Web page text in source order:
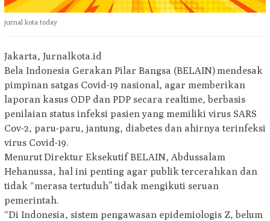
jurnal kota today
Jakarta, Jurnalkota.id
Bela Indonesia Gerakan Pilar Bangsa (BELAIN) mendesak
pimpinan satgas Covid-19 nasional, agar memberikan
laporan kasus ODP dan PDP secara realtime, berbasis
penilaian status infeksi pasien yang memiliki virus SARS
Cov-2, paru-paru, jantung, diabetes dan ahirnya terinfeksi
virus Covid-19.
Menurut Direktur Eksekutif BELAIN, Abdussalam
Hehanussa, hal ini penting agar publik tercerahkan dan
tidak “merasa tertuduh” tidak mengikuti seruan
pemerintah.
“Di Indonesia, sistem pengawasan epidemiologis Z, belum